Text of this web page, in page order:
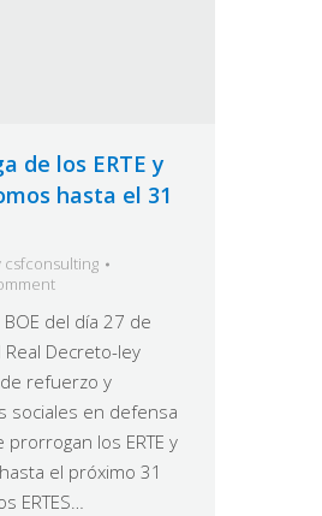
de los ERTE y
hasta el 31
csfconsulting
del día 27 de
Decreto-ley
refuerzo y
sociales en defensa
los ERTE y
el próximo 31
ERTES…